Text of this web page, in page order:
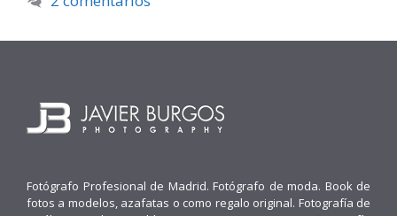
Fotógrafo Profesional de Madrid. Fotógrafo de moda. Book de
fotos a modelos, azafatas o como regalo original. Fotografía de